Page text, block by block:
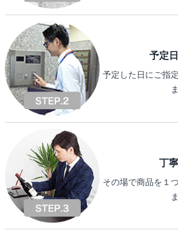
予定
予定した日にご指
丁
その場で商品を１